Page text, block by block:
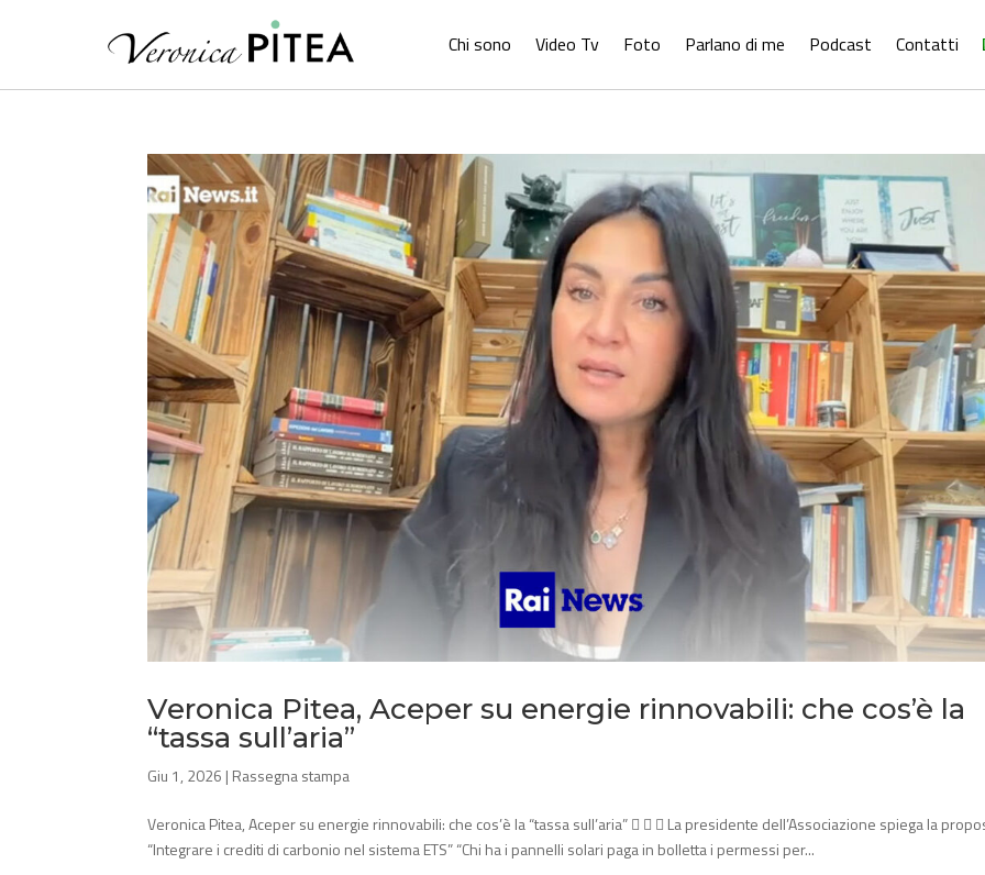
Chi sono Video Tv Foto Parlano di me Podcast Contatti
Veronica Pitea, Aceper su energie rinnovabili: che cos’è la
“tassa sull’aria”
Giu 1, 2026 | Rassegna stampa
Veronica Pitea, Aceper su energie rinnovabili: che cos’è la “tassa sull’aria”    La presidente dell’Associazione spiega la
“Integrare i crediti di carbonio nel sistema ETS” “Chi ha i pannelli solari paga in bolletta i permessi per...